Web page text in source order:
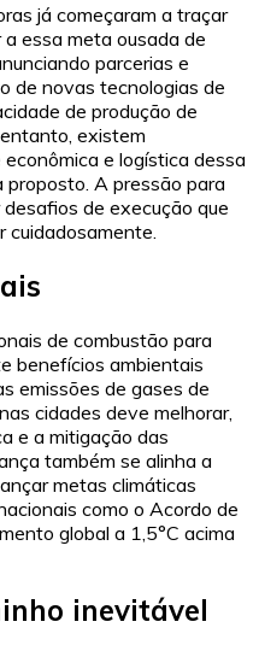
já começaram a traçar
essa meta ousada de
parcerias e
de novas tecnologias de
de produção de
existem
e logística dessa
A pressão para
de execução que
de combustão para
benefícios ambientais
emissões de gases de
cidades deve melhorar,
e a mitigação das
também se alinha a
metas climáticas
como o Acordo de
global a 1,5°C acima
inevitável